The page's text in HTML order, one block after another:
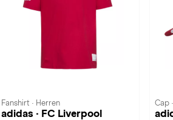
Fanshirt · Herren
adidas · FC Liverpool
Cap